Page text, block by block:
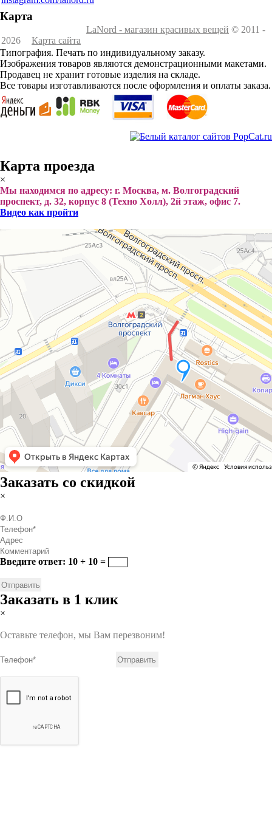
Карта
LaNord - магазин красивых вещей © 2011 -
2026
Карта сайта
Типография. Печать по индивидуальному заказу.
Изображения товаров являются демонстрационными макетами.
Продавец не хранит готовые изделия на складе.
Все товары изготавливаются после оформления и оплаты заказа.
Карта проезда
×
Мы находимся по адресу: г. Москва, м. Волгоградский
проспект, д. 32, корпус 8 (Техно Холл), 2й этаж, офис 7.
Видео как пройти
Заказать со скидкой
×
Введите ответ: 10 + 10 =
Заказать в 1 клик
×
Оставьте телефон, мы Вам перезвоним!